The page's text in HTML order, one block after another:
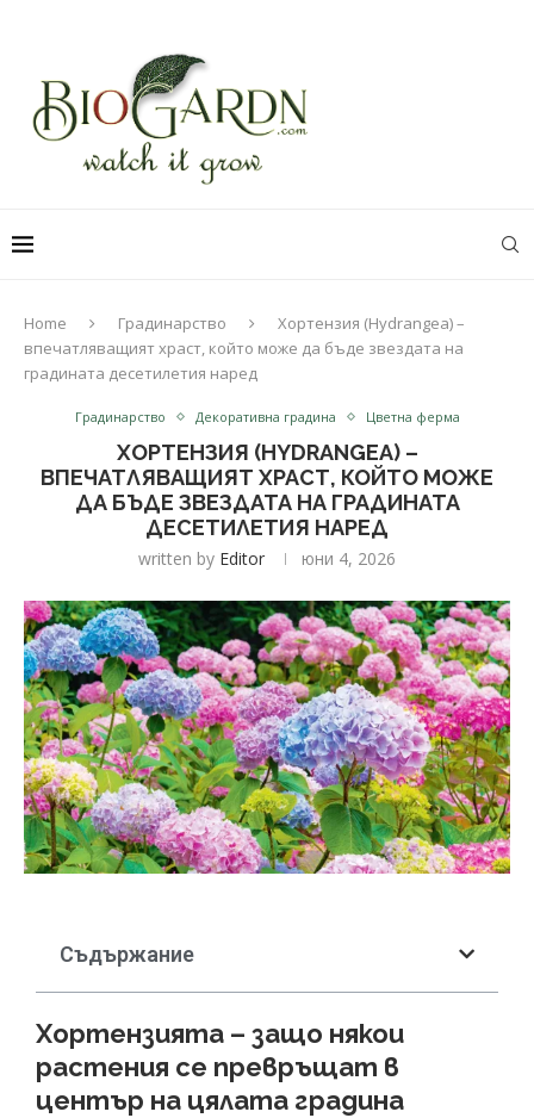
Home Градинарство
Хортензия (Hydrangea) –
впечатляващият храст, който може да бъде звездата на
градината десетилетия наред
Градинарство Декоративна градина Цветна ферма
ХОРТЕНЗИЯ (HYDRANGEA) –
ВПЕЧАТЛЯВАЩИЯТ ХРАСТ, КОЙТО МОЖЕ
ДА БЪДЕ ЗВЕЗДАТА НА ГРАДИНАТА
ДЕСЕТИЛЕТИЯ НАРЕД
written by Editor юни 4, 2026
Съдържание
Хортензията – защо някои
растения се превръщат в
център на цялата градина